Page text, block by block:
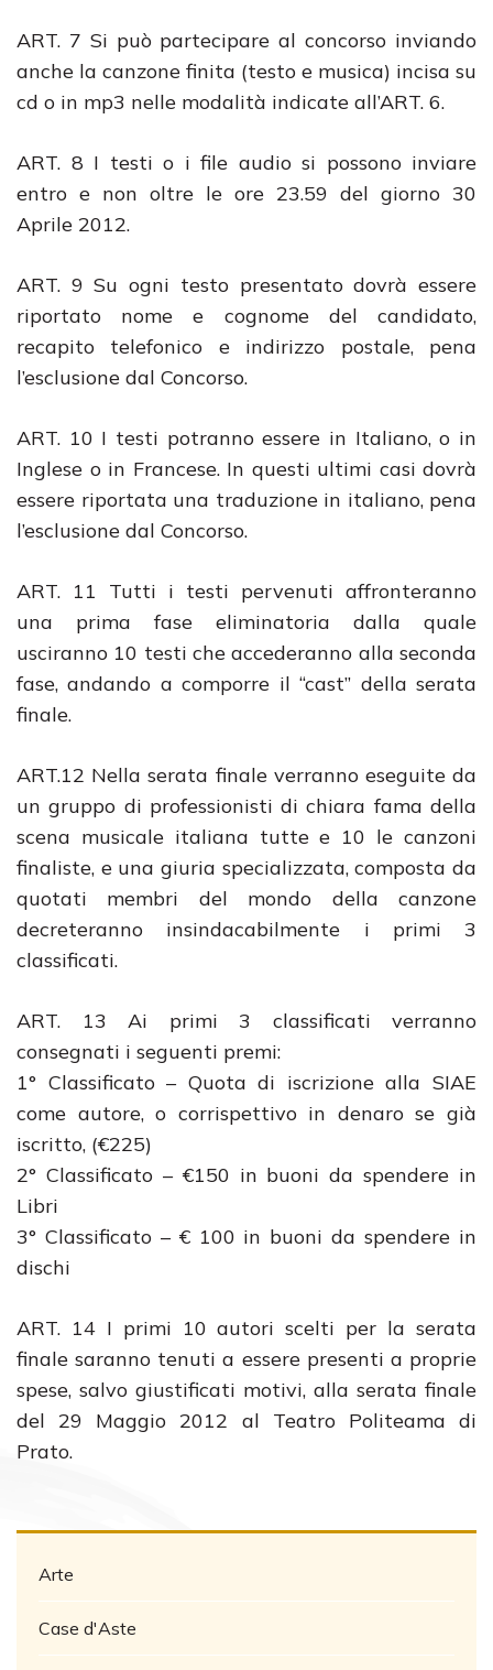
ART. 7 Si può partecipare al concorso inviando
anche la canzone finita (testo e musica) incisa su
cd o in mp3 nelle modalità indicate all’ART. 6.
ART. 8 I testi o i file audio si possono inviare
entro e non oltre le ore 23.59 del giorno 30
Aprile 2012.
ART. 9 Su ogni testo presentato dovrà essere
riportato nome e cognome del candidato,
recapito telefonico e indirizzo postale, pena
l’esclusione dal Concorso.
ART. 10 I testi potranno essere in Italiano, o in
Inglese o in Francese. In questi ultimi casi dovrà
essere riportata una traduzione in italiano, pena
l’esclusione dal Concorso.
ART. 11 Tutti i testi pervenuti affronteranno
una prima fase eliminatoria dalla quale
usciranno 10 testi che accederanno alla seconda
fase, andando a comporre il “cast” della serata
finale.
ART.12 Nella serata finale verranno eseguite da
un gruppo di professionisti di chiara fama della
scena musicale italiana tutte e 10 le canzoni
finaliste, e una giuria specializzata, composta da
quotati membri del mondo della canzone
decreteranno insindacabilmente i primi 3
classificati.
ART. 13 Ai primi 3 classificati verranno
consegnati i seguenti premi:
1° Classificato – Quota di iscrizione alla SIAE
come autore, o corrispettivo in denaro se già
iscritto, (€225)
2° Classificato – €150 in buoni da spendere in
Libri
3° Classificato – € 100 in buoni da spendere in
dischi
ART. 14 I primi 10 autori scelti per la serata
finale saranno tenuti a essere presenti a proprie
spese, salvo giustificati motivi, alla serata finale
del 29 Maggio 2012 al Teatro Politeama di
Prato.
Arte
Case d'Aste